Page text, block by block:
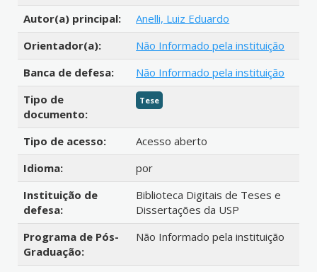
Autor(a) principal:
Anelli, Luiz Eduardo
Orientador(a):
Não Informado pela instituição
Banca de defesa:
Não Informado pela instituição
Tipo de
documento:
Tese
Tipo de acesso:
Acesso aberto
Idioma:
por
Instituição de
defesa:
Biblioteca Digitais de Teses e
Dissertações da USP
Programa de Pós-
Graduação:
Não Informado pela instituição